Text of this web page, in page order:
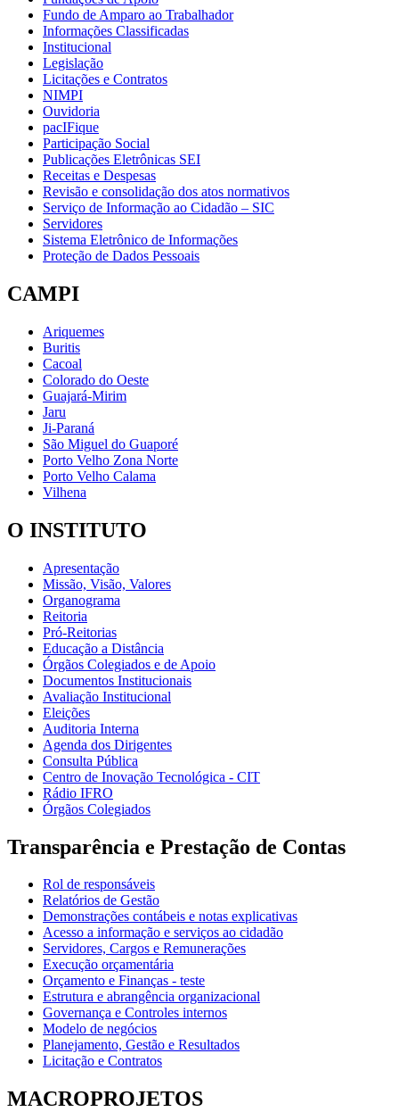
Fundo de Amparo ao Trabalhador
Informações Classificadas
Institucional
Legislação
Licitações e Contratos
NIMPI
Ouvidoria
pacIFique
Participação Social
Publicações Eletrônicas SEI
Receitas e Despesas
Revisão e consolidação dos atos normativos
Serviço de Informação ao Cidadão – SIC
Servidores
Sistema Eletrônico de Informações
Proteção de Dados Pessoais
CAMPI
Ariquemes
Buritis
Cacoal
Colorado do Oeste
Guajará-Mirim
Jaru
Ji-Paraná
São Miguel do Guaporé
Porto Velho Zona Norte
Porto Velho Calama
Vilhena
O INSTITUTO
Apresentação
Missão, Visão, Valores
Organograma
Reitoria
Pró-Reitorias
Educação a Distância
Órgãos Colegiados e de Apoio
Documentos Institucionais
Avaliação Institucional
Eleições
Auditoria Interna
Agenda dos Dirigentes
Consulta Pública
Centro de Inovação Tecnológica - CIT
Rádio IFRO
Órgãos Colegiados
Transparência e Prestação de Contas
Rol de responsáveis
Relatórios de Gestão
Demonstrações contábeis e notas explicativas
Acesso a informação e serviços ao cidadão
Servidores, Cargos e Remunerações
Execução orçamentária
Orçamento e Finanças - teste
Estrutura e abrangência organizacional
Governança e Controles internos
Modelo de negócios
Planejamento, Gestão e Resultados
Licitação e Contratos
MACROPROJETOS